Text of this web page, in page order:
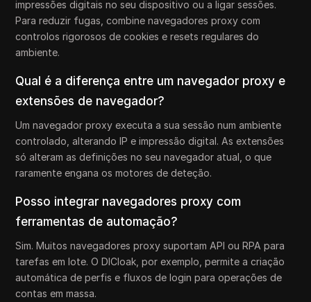
impressões digitais no seu dispositivo ou a ligar sessões.
Para reduzir fugas, combine navegadores proxy com
controlos rigorosos de cookies e resets regulares do
ambiente.
Qual é a diferença entre um navegador proxy e
extensões de navegador?
Um navegador proxy executa a sua sessão num ambiente
controlado, alterando IP e impressão digital. As extensões
só alteram as definições no seu navegador atual, o que
raramente engana os motores de deteção.
Posso integrar navegadores proxy com
ferramentas de automação?
Sim. Muitos navegadores proxy suportam API ou RPA para
tarefas em lote. O DICloak, por exemplo, permite a criação
automática de perfis e fluxos de login para operações de
contas em massa.